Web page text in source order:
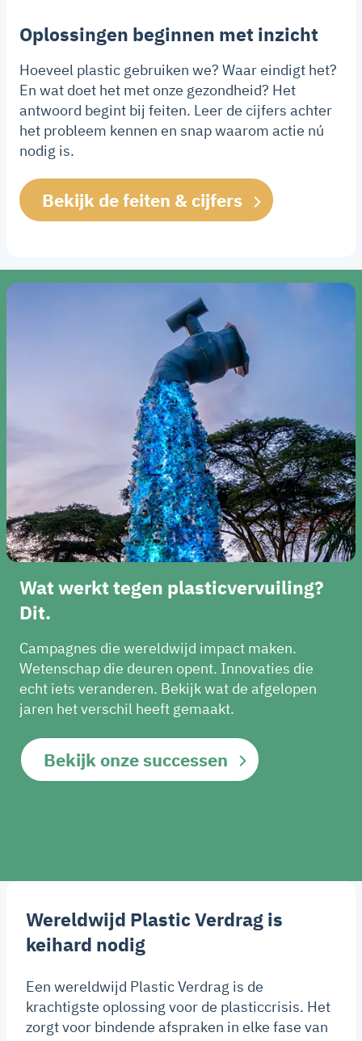
Oplossingen beginnen met inzicht
Hoeveel plastic gebruiken we? Waar eindigt het?
En wat doet het met onze gezondheid? Het
antwoord begint bij feiten. Leer de cijfers achter
het probleem kennen en snap waarom actie nú
nodig is.
Bekijk de feiten & cijfers
Wat werkt tegen plasticvervuiling?
Dit.
Campagnes die wereldwijd impact maken.
Wetenschap die deuren opent. Innovaties die
echt iets veranderen. Bekijk wat de afgelopen
jaren het verschil heeft gemaakt.
Bekijk onze successen
Wereldwijd Plastic Verdrag is
keihard nodig
Een wereldwijd Plastic Verdrag is de
krachtigste oplossing voor de plasticcrisis. Het
zorgt voor bindende afspraken in elke fase van